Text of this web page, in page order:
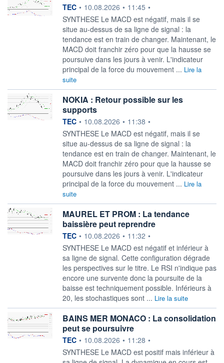
information fournie par
TEC • 10.08.2026 • 11:45 •
SYNTHESE Le MACD est négatif, mais il se
situe au-dessus de sa ligne de signal : la
tendance est en train de changer. Maintenant, le
MACD doit franchir zéro pour que la hausse se
poursuive dans les jours à venir. L'indicateur
principal de la force du mouvement ... Lire la
suite
NOKIA : Retour possible sur les
supports
information fournie par
TEC • 10.08.2026 • 11:38 •
SYNTHESE Le MACD est négatif, mais il se
situe au-dessus de sa ligne de signal : la
tendance est en train de changer. Maintenant, le
MACD doit franchir zéro pour que la hausse se
poursuive dans les jours à venir. L'indicateur
principal de la force du mouvement ... Lire la
suite
MAUREL ET PROM : La tendance
baissière peut reprendre
information fournie par
TEC • 10.08.2026 • 11:32 •
SYNTHESE Le MACD est négatif et inférieur à
sa ligne de signal. Cette configuration dégrade
les perspectives sur le titre. Le RSI n'indique pas
encore une survente donc la poursuite de la
baisse est techniquement possible. Inférieurs à
20, les stochastiques sont ... Lire la suite
BAINS MER MONACO : La consolidation
peut se poursuivre
information fournie par
TEC • 10.08.2026 • 11:28 •
SYNTHESE Le MACD est positif mais inférieur à